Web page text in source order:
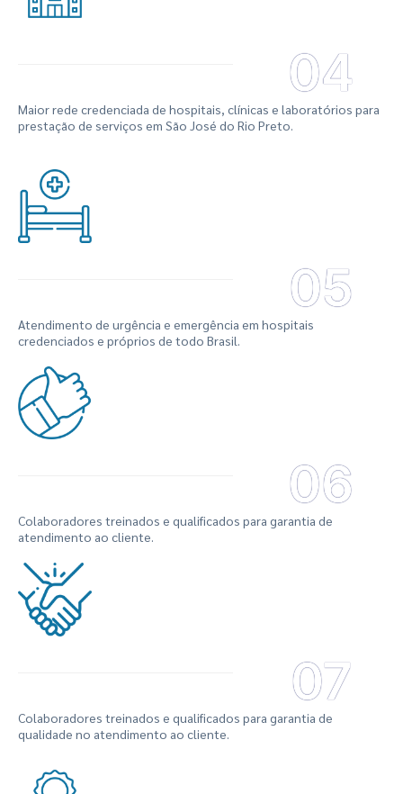
04
Maior rede credenciada de hospitais, clínicas e laboratórios para
prestação de serviços em São José do Rio Preto.
05
Atendimento de urgência e emergência em hospitais
credenciados e próprios de todo Brasil.
06
Colaboradores treinados e qualificados para garantia de
atendimento ao cliente.
07
Colaboradores treinados e qualificados para garantia de
qualidade no atendimento ao cliente.